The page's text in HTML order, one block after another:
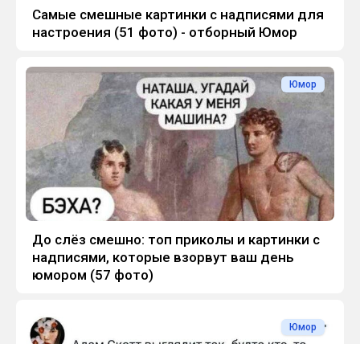
Самые смешные картинки с надписями для
настроения (51 фото) - отборный Юмор
Юмор
До слёз смешно: топ приколы и картинки с
надписями, которые взорвут ваш день
юмором (57 фото)
Юмор